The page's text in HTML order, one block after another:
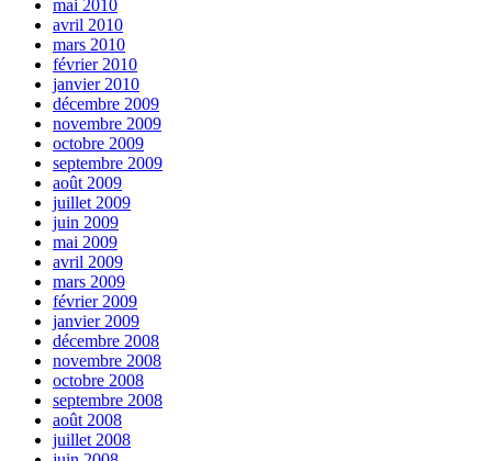
mai 2010
avril 2010
mars 2010
février 2010
janvier 2010
décembre 2009
novembre 2009
octobre 2009
septembre 2009
août 2009
juillet 2009
juin 2009
mai 2009
avril 2009
mars 2009
février 2009
janvier 2009
décembre 2008
novembre 2008
octobre 2008
septembre 2008
août 2008
juillet 2008